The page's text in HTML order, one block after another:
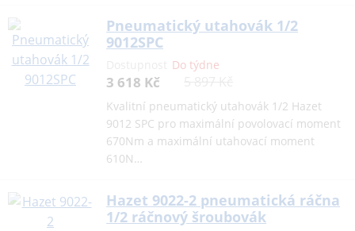
Pneumatický utahovák 1/2
9012SPC
Do týdne
3 618 Kč
Kvalitní pneumatický utahovák 1/2 Hazet
9012 SPC pro maximální povolovací moment
670Nm a maximální utahovací moment
610N…
Hazet 9022-2 pneumatická ráčna
1/2 ráčnový šroubovák